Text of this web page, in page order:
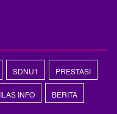
SDNU1 PRESTASI
INFO BERITA